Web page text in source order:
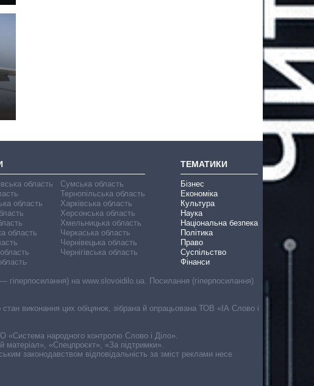
область
область
область
Сумська область
Тернопільська область
Харківська область
Херсонська область
Хмельницька область
Черкаська область
Чернівецька область
Чернігівська область
ТЕМАТИКИ
Бізнес
Економіка
Культура
Наука
Національна безпека
Політика
Право
Суспільство
Фінанси
гіперпосилання) на www.slovoidilo.ua. Посилання (гіперпосилання)
виконання цих обіцянок, зібрана й опрацьована ТОВ «ІА Слово і
«Система народного контролю Слово і Діло».
«Спецпроєкт», «За підтримки».
законодавством відповідальність за зміст реклами несе